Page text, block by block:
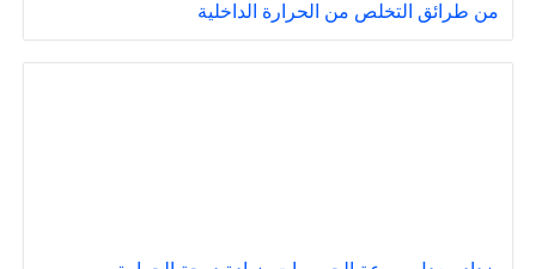
من طرائق التخلص من الحرارة الداخلية